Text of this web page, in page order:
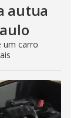
autua
um carro